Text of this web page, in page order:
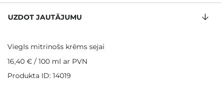
UZDOT JAUTĀJUMU
Viegls mitrinošs krēms sejai
16,40 € / 100 ml ar PVN
Produkta ID: 14019